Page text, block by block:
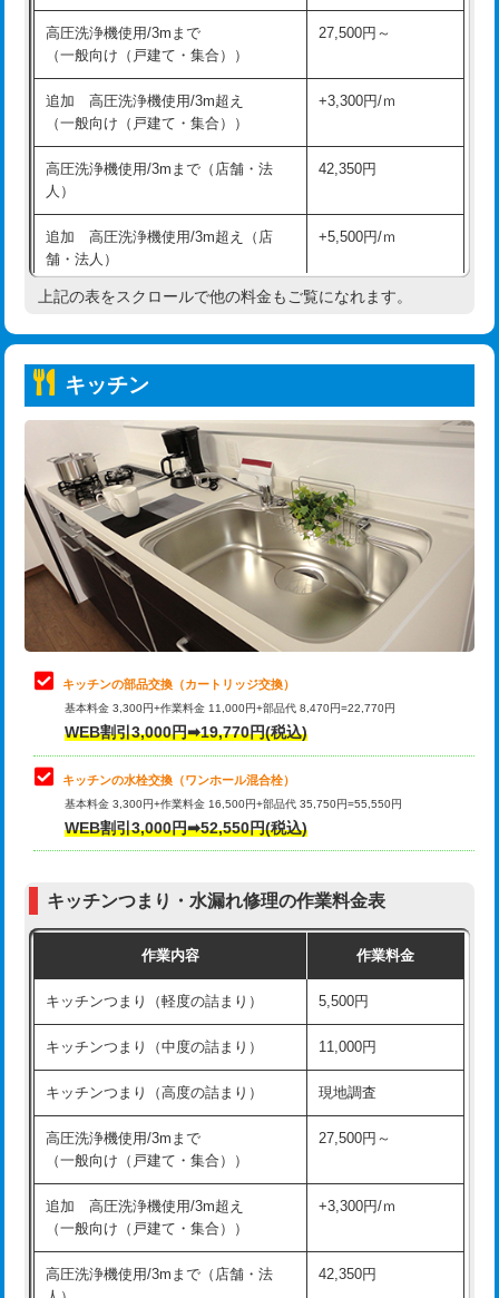
交換・取付(排水栓・排水トラップ
（P/S/ポップアップ））
22,000円+材料費
交換・取付（その他部品） 11,000円+材料費
持込商品取付（単水栓） 13,200円
持込商品取付（混合水栓）
持込商品取付（浄水器・分岐水栓） 16,500円
持込商品取付（温水洗浄便座） 22,000円
持込商品取付（普通便座⇔温水洗浄便
22,000円
給水管工事※（ホール加工)
給水管工事※（バンド止め) 3,300円
給水管工事※（支持金具設置) 5,500円
給水管工事※（保温材使用（バンド止
め込み）)
5,500円
給水管工事※（土の掘削・埋め戻し作
11,000円
給水管工事※（塩ビ管（VP・HI）使
用/3ｍまで)
給水管工事※（塩ビ管（VP・HI）使
用（追加）/3ｍ超え)
給水管工事※（ライニング鋼管・銅
管・ポリ管・HT管使用/3ｍまで)
44,000円
管・ポリ管・HT管使用/3ｍ超え)
排水管工事（土の掘削・埋め戻し作
11,000円~
排水管工事（排水管工事/3ｍまで） 55,000円
排水管工事（追加 排水管工事/3ｍ超
+11,000円
マス交換（深さ50㎝未満）
マス交換（深さ50㎝以上） 66,000円
コンクリート斫り（厚さ10㎝まで）
高圧洗浄機使用/3mまで
（一般向け（戸建て・集合））
27,500円～
追加 高圧洗浄機使用/3m超え
（一般向け（戸建て・集合））
+3,300円/ｍ
高圧洗浄機使用/3mまで（店舗・法
人）
42,350円
追加 高圧洗浄機使用/3m超え（店
舗・法人）
+5,500円/ｍ
高度高圧洗浄換 現地調査
トーラー機使用/3mまで
追加トーラー機使用/3m超え +3,300円
カメラ調査 33,000円
桝清掃 8,800円
止水・漏水調査・防水処理・清掃・修
理・調整・分解・加工など（軽作業）
11,000円
止水・漏水調査・防水処理・清掃・修
理・調整・分解・加工など（中作業）
22,000円
止水・漏水調査・防水処理・清掃・修
理・調整・分解・加工など（重作業）
33,000円
お風呂タンク脱着
その他部品の脱着
式・ワンホール）)
交換・取付(排水栓・排水トラップ
22,000円+材料費
持込商品取付（単水栓）
持込商品取付（混合水栓） 16,500円
上記の表をスクロールで他の料金もご覧になれます。
キッチン
キッチンの部品交換（カートリッジ交換）
基本料金 3,300円+作業料金 11,000円+部品代 8,470円=22,770円
WEB割引3,000円➡19,770円(税込)
キッチンの水栓交換（ワンホール混合栓）
基本料金 3,300円+作業料金 16,500円+部品代 35,750円=55,550円
WEB割引3,000円➡52,550円(税込)
キッチンつまり・水漏れ修理の作業料金表
作業内容 作業料金
キッチンつまり（軽度の詰まり） 5,500円
キッチンつまり（中度の詰まり） 11,000円
キッチンつまり（高度の詰まり） 現地調査
高圧洗浄機使用/3mまで
（一般向け（戸建て・集合））
27,500円～
追加 高圧洗浄機使用/3m超え
（一般向け（戸建て・集合））
+3,300円/ｍ
高圧洗浄機使用/3mまで（店舗・法
42,350円